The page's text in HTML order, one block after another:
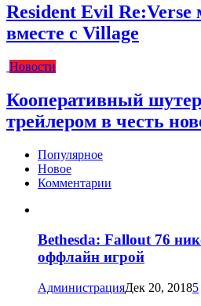
Resident Evil
вместе с Village
Новости
Кооперативный
трейлером в честь
Популярное
Новое
Комментарии
Bethesda: Fallout 76
оффлайн игрой
АдминистрацияДек 20, 20185